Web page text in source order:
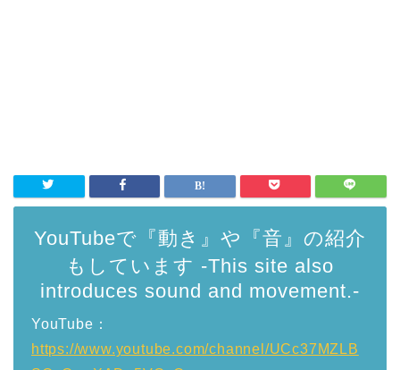
YouTubeで『動き』や『音』の紹介
もしています -This site also
introduces sound and movement.-
YouTube：
https://www.youtube.com/channel/UCc37MZLB